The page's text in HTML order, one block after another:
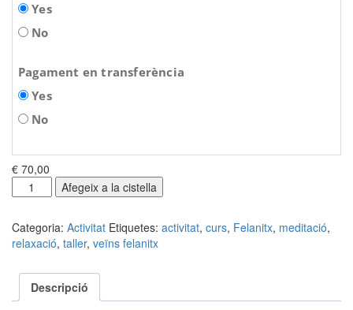
Yes
No
Pagament en transferència
Yes
No
€ 70,00
quantitat
de
i
Relaxació
Afegeix a la cistella
Categoria: Activitat Etiquetes: activitat, curs, Felanitx, meditació,
relaxació, taller, veïns felanitx
Descripció